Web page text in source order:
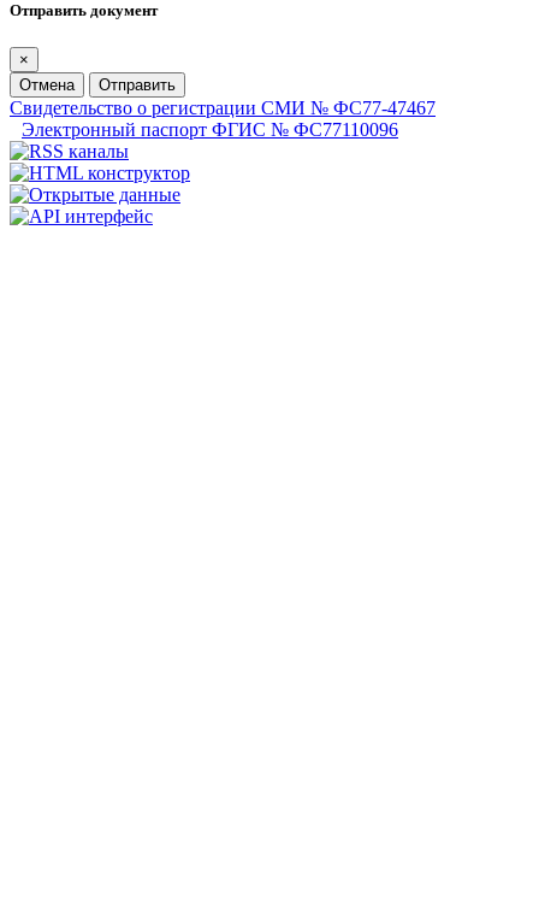
Отправить документ
×
Отмена
Отправить
Свидетельство о регистрации СМИ № ФС77-47467
Электронный паспорт ФГИС № ФС77110096